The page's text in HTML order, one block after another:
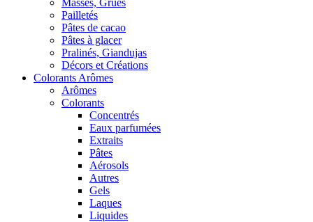
Masses, Grués
Pailletés
Pâtes de cacao
Pâtes à glacer
Pralinés, Giandujas
Décors et Créations
Colorants Arômes
Arômes
Colorants
Concentrés
Eaux parfumées
Extraits
Pâtes
Aérosols
Autres
Gels
Laques
Liquides